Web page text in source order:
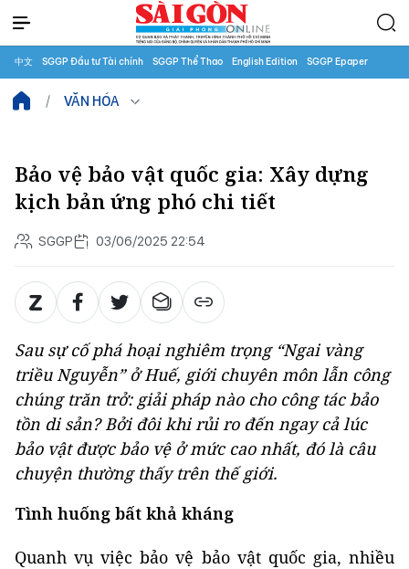
中文 SGGP Đầu tư Tài chính SGGP Thể Thao English Edition SGGP Epaper
VĂN HÓA
Bảo vệ bảo vật quốc gia: Xây dựng
kịch bản ứng phó chi tiết
SGGP 03/06/2025 22:54
Sau sự cố phá hoại nghiêm trọng “Ngai vàng
triều Nguyễn” ở Huế, giới chuyên môn lẫn công
chúng trăn trở: giải pháp nào cho công tác bảo
tồn di sản? Bởi đôi khi rủi ro đến ngay cả lúc
bảo vật được bảo vệ ở mức cao nhất, đó là câu
chuyện thường thấy trên thế giới.
Tình huống bất khả kháng
Quanh vụ việc bảo vệ bảo vật quốc gia, nhiều